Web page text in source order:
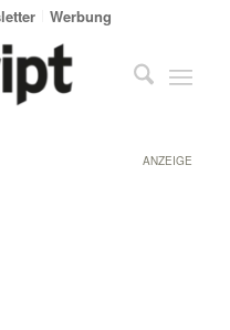
Werbung
ANZEIGE